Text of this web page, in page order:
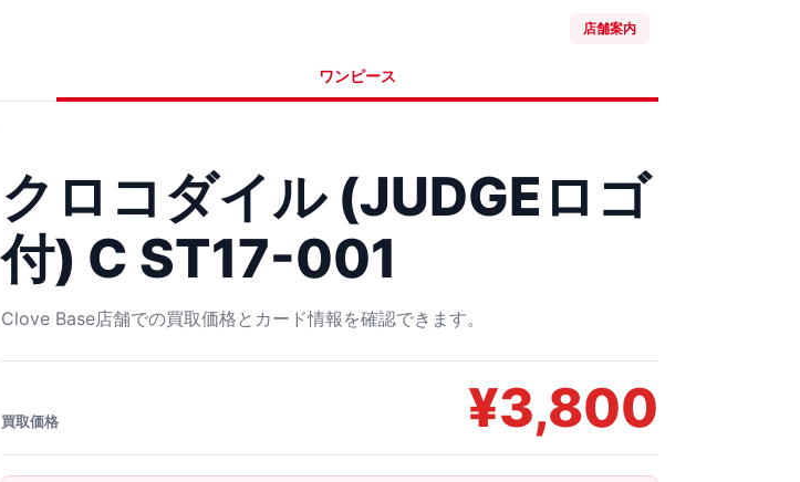
店舗案内
ワンピース
クロコダイル (JUDGEロゴ
付) C ST17-001
Clove Base店舗での買取価格とカード情報を確認できます。
買取価格 ¥3,800